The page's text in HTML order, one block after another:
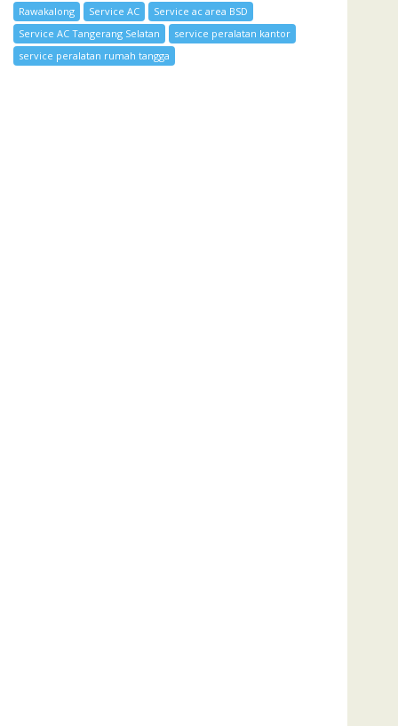
Rawakalong
Service AC
Service ac area BSD
Service AC Tangerang Selatan
service peralatan kantor
service peralatan rumah tangga